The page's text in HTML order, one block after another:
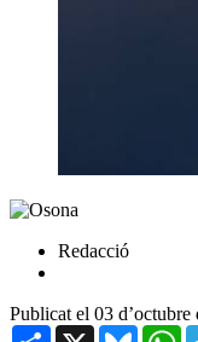
Redacció
Publicat el 03 d’octubre
Share X Bluesky